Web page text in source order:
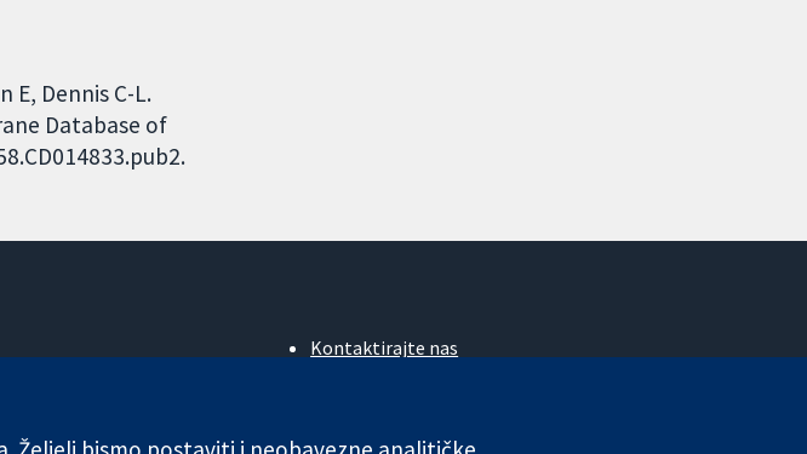
E, Dennis C-L.
Database of
Kontaktirajte nas